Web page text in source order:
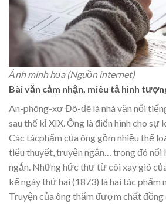
Ảnh minh họa (Nguồn internet)
Bài văn cảm nhận, miêu tả hình
An-phông-xơ Đô-đê là nhà văn nổi
sau thế kỉ XIX. Ông là điển hình cho sự
Các tácphẩm của ông gồm nhiều thể
tiểu thuyết, truyện ngắn… trong đó nổi
ngắn. Những hức thư từ côi xay gió
kể ngày thứ hai (1873) là hai tác phẩm
Truyện của ông thấm đượm chất đồng